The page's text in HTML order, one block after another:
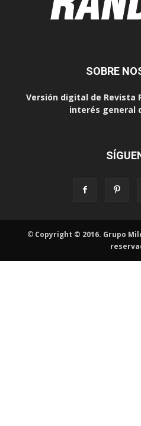
SOBRE
Versión digital de Revista
interés general
© Copyright © 2016. Grupo